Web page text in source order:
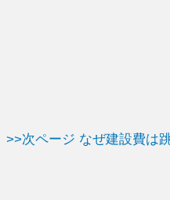
>>次ページ なぜ建設費は